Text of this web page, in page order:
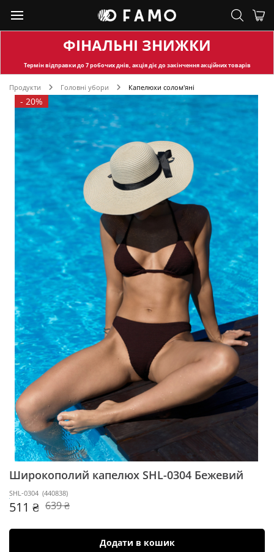
ФІНАЛЬНІ ЗНИЖКИ
Термін відправкидо 7 робочих днів, акція діє до закінчення акційних товарів
Продукти Головні убори Капелюхи солом'яні
- 20%
Широкополий капелюх SHL-0304 Бежевий
SHL-0304 (440838)
511 ₴ 639 ₴
Додати в кошик